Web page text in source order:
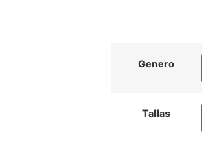
Genero
Tallas